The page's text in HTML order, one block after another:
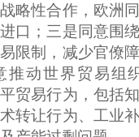
略性合作，欧洲
口；三是同意围
限制，减少官僚
推动世界贸易组
贸易行为，包括
转让行为、工业